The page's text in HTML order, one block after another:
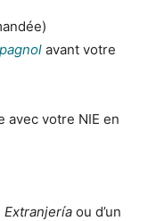
avant votre
avec votre NIE en
Extranjería ou d’un